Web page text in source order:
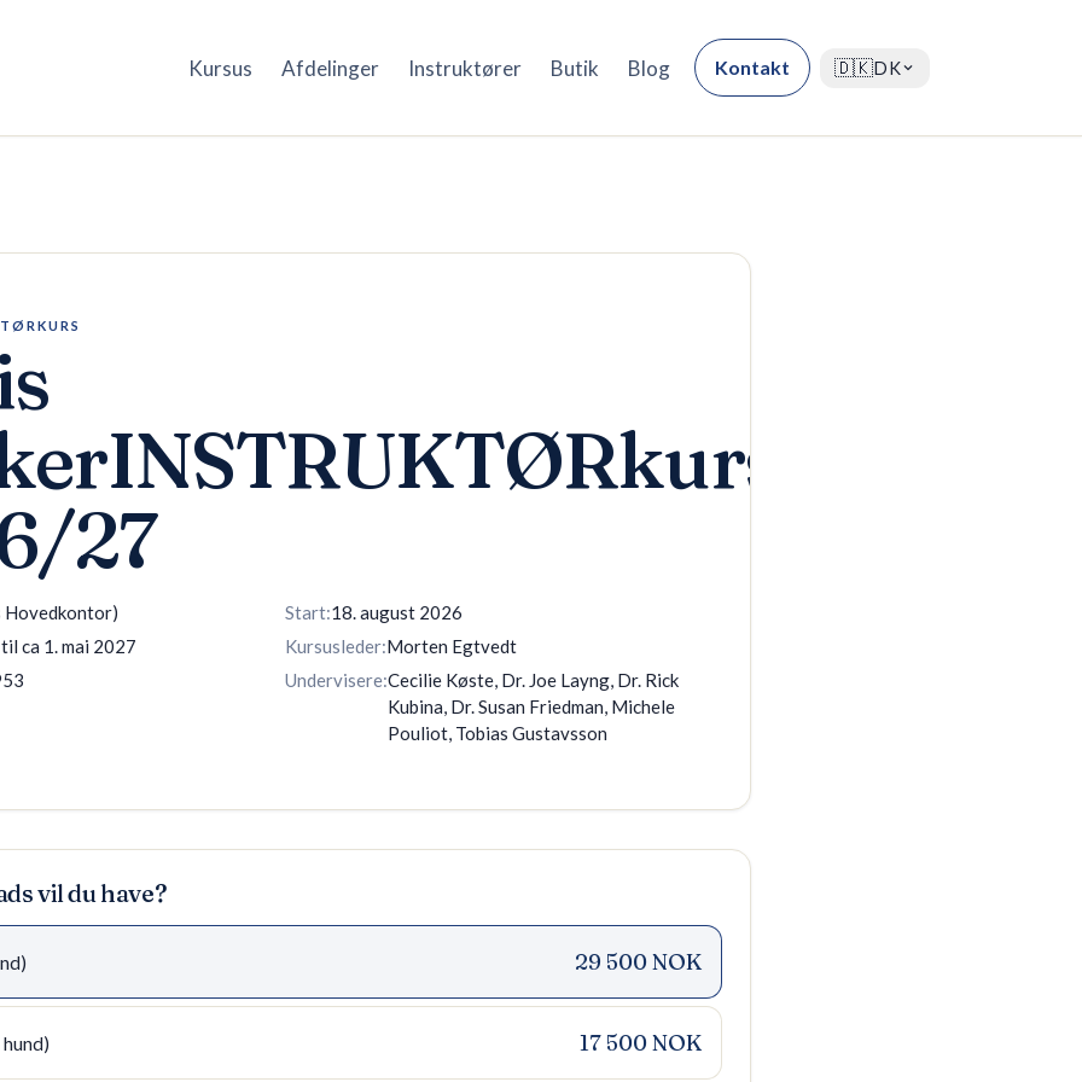
Kursus Afdelinger Instruktører Butik Blog Kontakt 🇩🇰DK
27
Hovedkontor) Start:18. august 2026
ca 1. mai 2027 Kursusleder:Morten Egtvedt
Undervisere:Cecilie Køste, Dr. Joe Layng, Dr. Rick
Kubina, Dr. Susan Friedman, Michele
Pouliot, Tobias Gustavsson
vil du have?
29 500 NOK
17 500 NOK